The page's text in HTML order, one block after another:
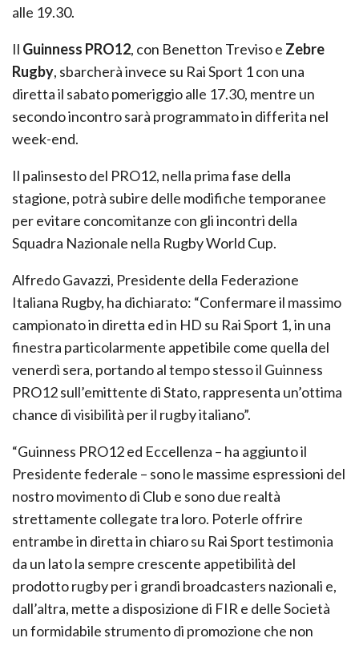
alle 19.30.
Il Guinness PRO12, con Benetton Treviso e Zebre
Rugby, sbarcherà invece su Rai Sport 1 con una
diretta il sabato pomeriggio alle 17.30, mentre un
secondo incontro sarà programmato in differita nel
week-end.
Il palinsesto del PRO12, nella prima fase della
stagione, potrà subire delle modifiche temporanee
per evitare concomitanze con gli incontri della
Squadra Nazionale nella Rugby World Cup.
Alfredo Gavazzi, Presidente della Federazione
Italiana Rugby, ha dichiarato: “Confermare il massimo
campionato in diretta ed in HD su Rai Sport 1, in una
finestra particolarmente appetibile come quella del
venerdì sera, portando al tempo stesso il Guinness
PRO12 sull’emittente di Stato, rappresenta un’ottima
chance di visibilità per il rugby italiano”.
“Guinness PRO12 ed Eccellenza – ha aggiunto il
Presidente federale – sono le massime espressioni del
nostro movimento di Club e sono due realtà
strettamente collegate tra loro. Poterle offrire
entrambe in diretta in chiaro su Rai Sport testimonia
da un lato la sempre crescente appetibilità del
prodotto rugby per i grandi broadcasters nazionali e,
dall’altra, mette a disposizione di FIR e delle Società
un formidabile strumento di promozione che non